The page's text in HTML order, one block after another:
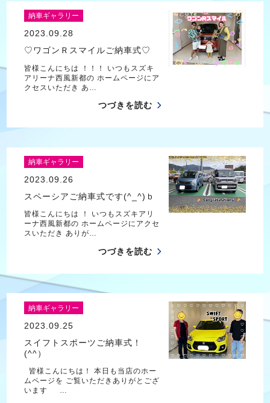
納車ギャラリー
2023.09.28
♡ワゴンＲスマイルご納車式♡
皆様こんにちは ！！！ いつもスズキ
アリーナ西風新都の ホームページにア
クセスいただき あ…
つづきを読む
納車ギャラリー
2023.09.26
スペーシアご納車式です(^_^)ｂ
皆様こんにちは ！ いつもスズキアリ
ーナ西風新都の ホームページにアクセ
スいただき ありが…
つづきを読む
納車ギャラリー
2023.09.25
スイフトスポーツご納車式！
(^^）
皆様こんにちは！ 本日も当店のホー
ムページを ご覧いただきありがとござ
います …